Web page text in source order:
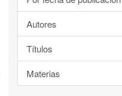
Autores
Títulos
Materias